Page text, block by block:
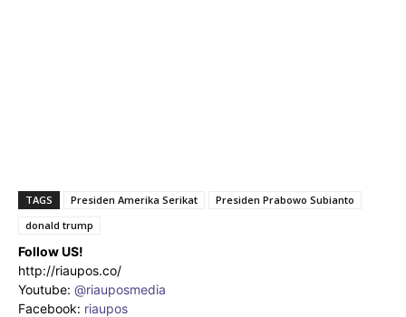
TAGS Presiden Amerika Serikat
Presiden Prabowo Subianto
donald trump
Follow US!
http://riaupos.co/
Youtube: @riauposmedia
Facebook: riaupos